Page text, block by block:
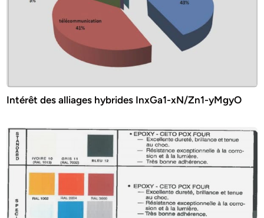
Intérêt des alliages hybrides InxGa1-xN/Zn1-yMgyO